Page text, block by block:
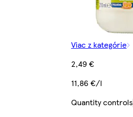
Viac z kategórie
2,49 €
11,86 €/l
Quantity controls